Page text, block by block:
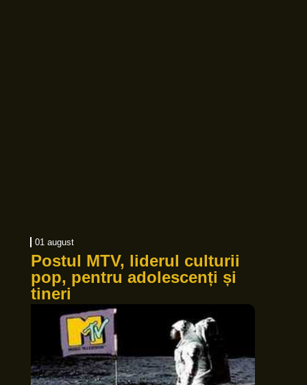
01 august
Postul MTV, liderul culturii
pop, pentru adolescenți și
tineri